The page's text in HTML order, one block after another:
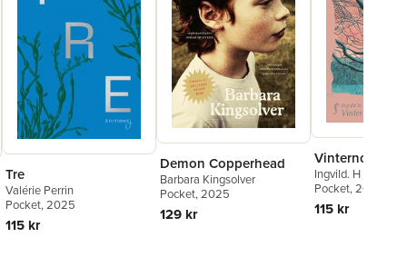
Tre
Valérie Perrin
Pocket, 2025
115 kr
Demon Copperhead
Barbara Kingsolver
Pocket, 2025
129 kr
Vinternoveller
Ingvild. H Rishøi
Pocket, 2022
115 kr